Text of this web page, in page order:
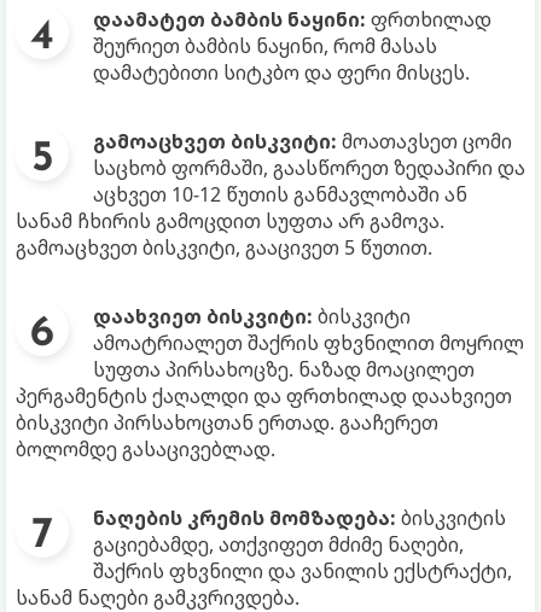
დაამატეთ ბამბის ნაყინი: ფრთხილად
შეურიეთ ბამბის ნაყინი, რომ მასას
დამატებითი სიტკბო და ფერი მისცეს.
გამოაცხვეთ ბისკვიტი: მოათავსეთ ცომი
საცხობ ფორმაში, გაასწორეთ ზედაპირი და
აცხვეთ 10-12 წუთის განმავლობაში ან
სანამ ჩხირის გამოცდით სუფთა არ გამოვა.
გამოაცხვეთ ბისკვიტი, გააცივეთ 5 წუთით.
დაახვიეთ ბისკვიტი: ბისკვიტი
ამოატრიალეთ შაქრის ფხვნილით მოყრილ
სუფთა პირსახოცზე. ნაზად მოაცილეთ
პერგამენტის ქაღალდი და ფრთხილად დაახვიეთ
ბისკვიტი პირსახოცთან ერთად. გააჩერეთ
ბოლომდე გასაცივებლად.
ნაღების კრემის მომზადება: ბისკვიტის
გაციებამდე, ათქვიფეთ მძიმე ნაღები,
შაქრის ფხვნილი და ვანილის ექსტრაქტი,
სანამ ნაღები გამკვრივდება.